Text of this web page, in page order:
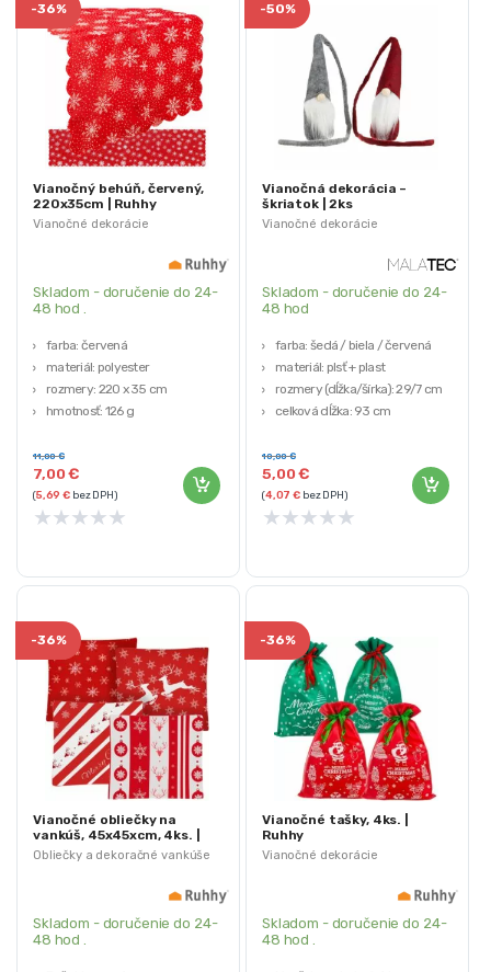
Vianočné dekorácie
-36%
Vianočný behúň, červený,
220x35cm | Ruhhy
Skladom - doručenie do 24-
48 hod .
farba: červená
materiál: polyester
rozmery: 220 x 35 cm
hmotnosť: 126 g
7,00€
11,00€
(5,69€ bez DPH)
★★★★★
Vianočné dekorácie
-50%
Vianočná dekorácia –
škriatok | 2ks
Skladom - doručenie do 24-
48 hod
farba: šedá / biela / červená
materiál: plsť + plast
rozmery (dĺžka/šírka): 29/7 cm
celková dĺžka: 93 cm
5,00€
10,00€
(4,07€ bez DPH)
★★★★★
Obliečky a dekoračné vankúše
-36%
Vianočné obliečky na
vankúš, 45x45xcm, 4ks. |
Ruhhy
Skladom - doručenie do 24-
48 hod .
Vianočné dekorácie
-36%
Vianočné tašky, 4ks. |
Ruhhy
Skladom - doručenie do 24-
48 hod .